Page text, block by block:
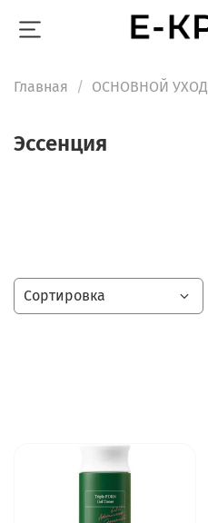
Главная ОСНОВНОЙ УХОД
Эссенция